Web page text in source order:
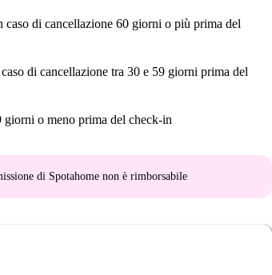
caso di cancellazione 60 giorni o più prima del
di cancellazione tra 30 e 59 giorni prima del
giorni o meno prima del check-in
di Spotahome non è rimborsabile